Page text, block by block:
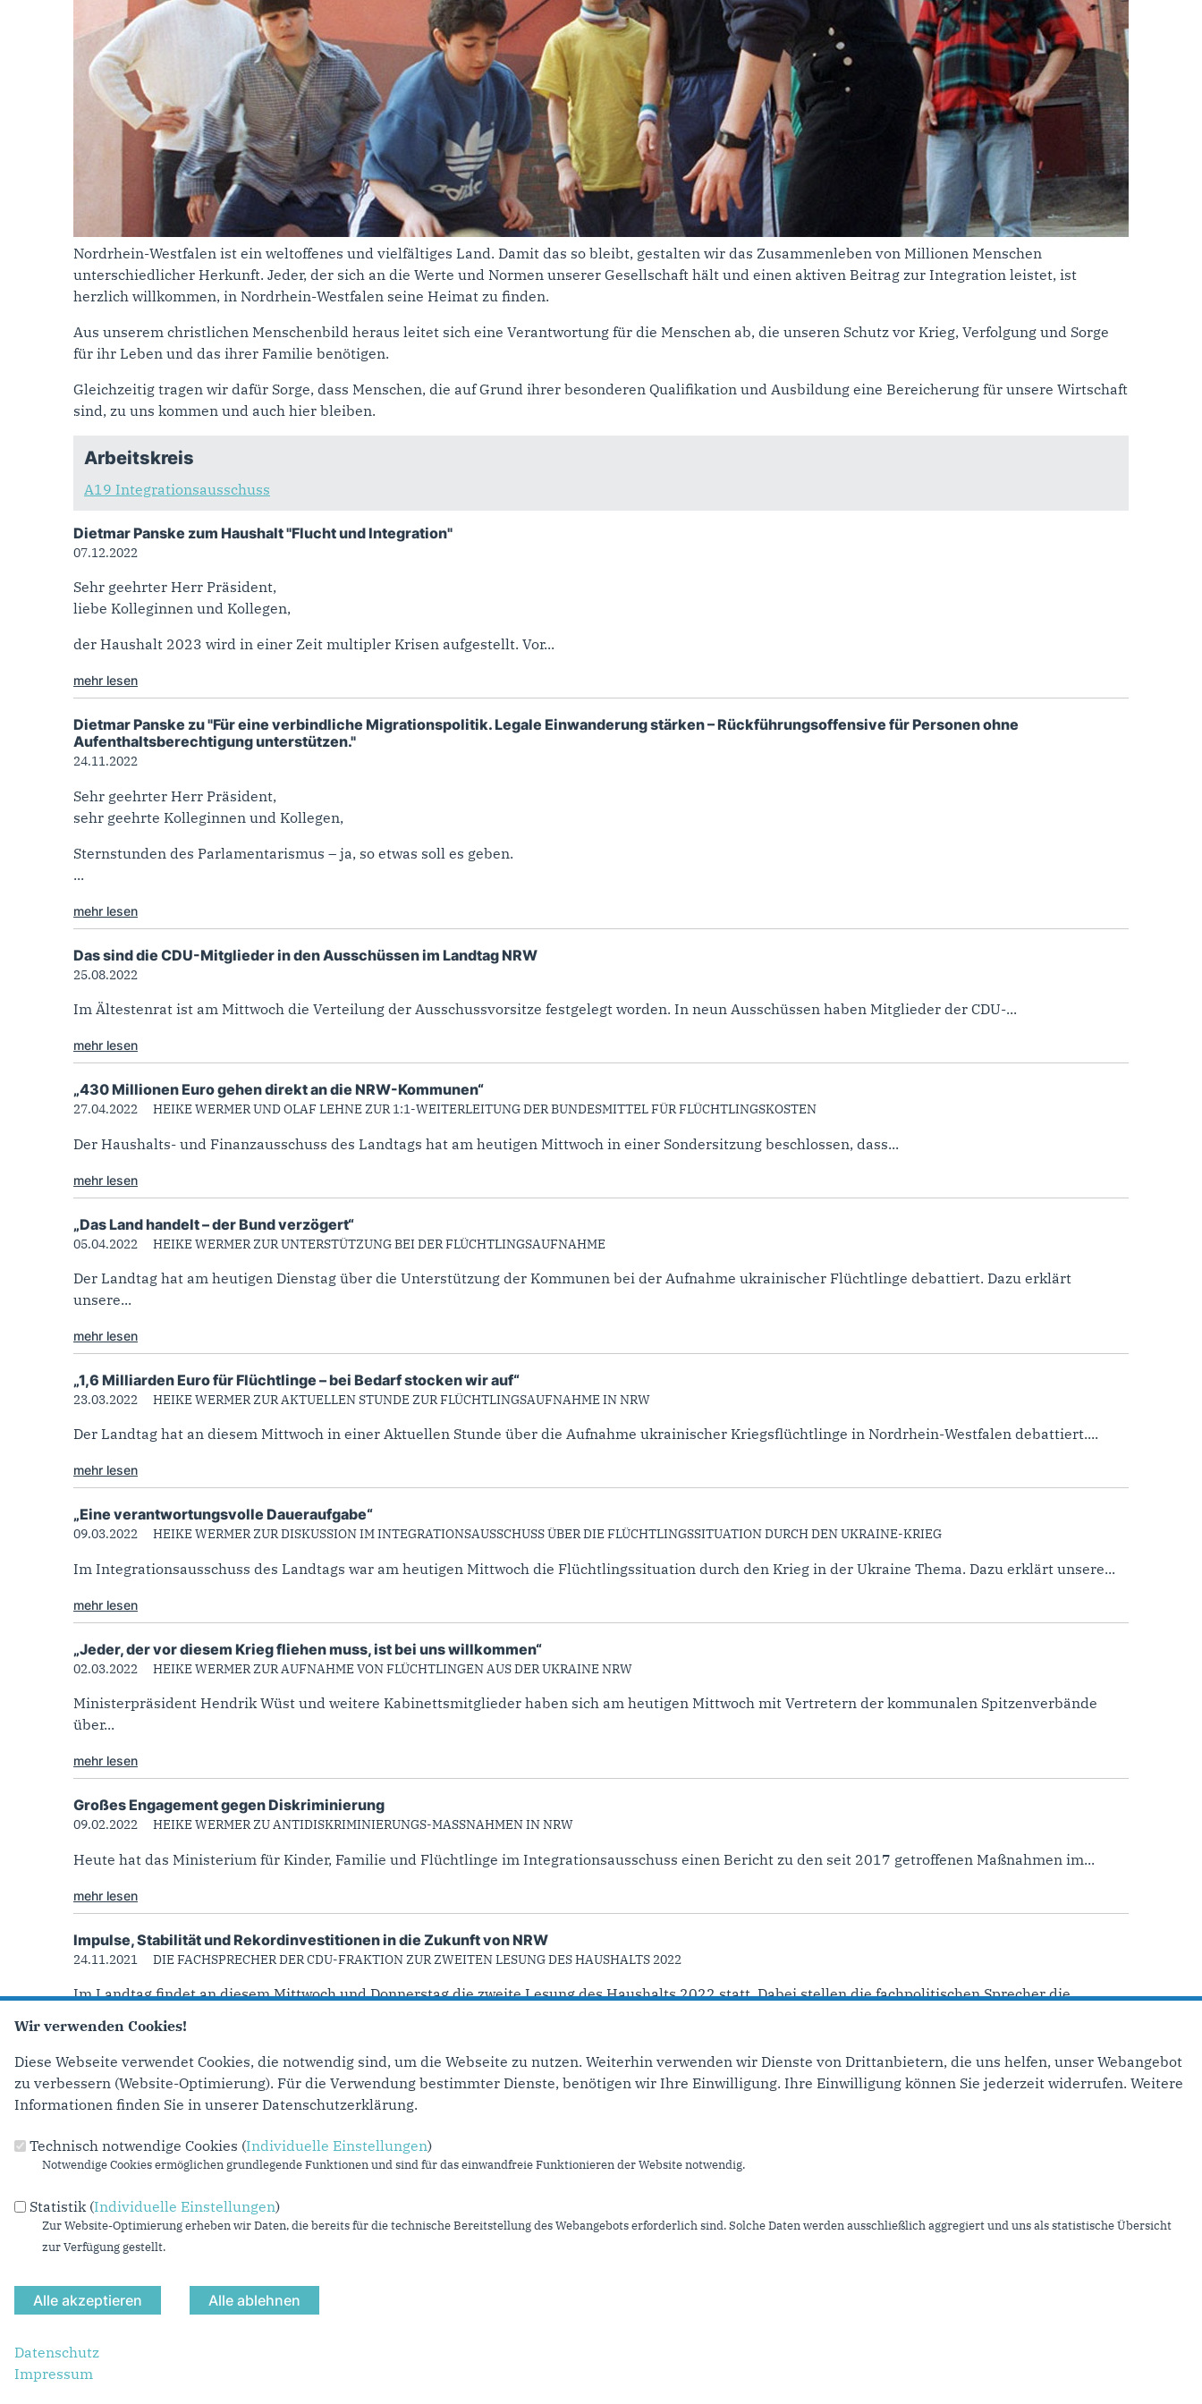
Nordrhein-Westfalen ist ein weltoffenes und vielfältiges Land. Damit das so bleibt, gestalten wir das Zusammenleben von Millionen Menschen
unterschiedlicher Herkunft. Jeder, der sich an die Werte und Normen unserer Gesellschaft hält und einen aktiven Beitrag zur Integration leistet, ist
herzlich willkommen, in Nordrhein-Westfalen seine Heimat zu finden.
Aus unserem christlichen Menschenbild heraus leitet sich eine Verantwortung für die Menschen ab, die unseren Schutz vor Krieg, Verfolgung und Sorge
für ihr Leben und das ihrer Familie benötigen.
Gleichzeitig tragen wir dafür Sorge, dass Menschen, die auf Grund ihrer besonderen Qualifikation und Ausbildung eine Bereicherung für unsere Wirtschaft
sind, zu uns kommen und auch hier bleiben.
Arbeitskreis
A19 Integrationsausschuss
Dietmar Panske zum Haushalt "Flucht und Integration"
07.12.2022
Sehr geehrter Herr Präsident,
liebe Kolleginnen und Kollegen,
der Haushalt 2023 wird in einer Zeit multipler Krisen aufgestellt. Vor...
mehr lesen
Dietmar Panske zu "Für eine verbindliche Migrationspolitik. Legale Einwanderung stärken – Rückführungsoffensive für Personen ohne
Aufenthaltsberechtigung unterstützen."
24.11.2022
Sehr geehrter Herr Präsident,
sehr geehrte Kolleginnen und Kollegen,
Sternstunden des Parlamentarismus – ja, so etwas soll es geben.
...
mehr lesen
Das sind die CDU-Mitglieder in den Ausschüssen im Landtag NRW
25.08.2022
Im Ältestenrat ist am Mittwoch die Verteilung der Ausschussvorsitze festgelegt worden. In neun Ausschüssen haben Mitglieder der CDU-...
mehr lesen
„430 Millionen Euro gehen direkt an die NRW-Kommunen“
27.04.2022 HEIKE WERMER UND OLAF LEHNE ZUR 1:1-WEITERLEITUNG DER BUNDESMITTEL FÜR FLÜCHTLINGSKOSTEN
Der Haushalts- und Finanzausschuss des Landtags hat am heutigen Mittwoch in einer Sondersitzung beschlossen, dass...
mehr lesen
„Das Land handelt – der Bund verzögert“
05.04.2022 HEIKE WERMER ZUR UNTERSTÜTZUNG BEI DER FLÜCHTLINGSAUFNAHME
Der Landtag hat am heutigen Dienstag über die Unterstützung der Kommunen bei der Aufnahme ukrainischer Flüchtlinge debattiert. Dazu erklärt
unsere...
mehr lesen
„1,6 Milliarden Euro für Flüchtlinge – bei Bedarf stocken wir auf“
23.03.2022 HEIKE WERMER ZUR AKTUELLEN STUNDE ZUR FLÜCHTLINGSAUFNAHME IN NRW
Der Landtag hat an diesem Mittwoch in einer Aktuellen Stunde über die Aufnahme ukrainischer Kriegsflüchtlinge in Nordrhein-Westfalen debattiert....
mehr lesen
„Eine verantwortungsvolle Daueraufgabe“
09.03.2022 HEIKE WERMER ZUR DISKUSSION IM INTEGRATIONSAUSSCHUSS ÜBER DIE FLÜCHTLINGSSITUATION DURCH DEN UKRAINE-KRIEG
Im Integrationsausschuss des Landtags war am heutigen Mittwoch die Flüchtlingssituation durch den Krieg in der Ukraine Thema. Dazu erklärt unsere...
mehr lesen
„Jeder, der vor diesem Krieg fliehen muss, ist bei uns willkommen“
02.03.2022 HEIKE WERMER ZUR AUFNAHME VON FLÜCHTLINGEN AUS DER UKRAINE NRW
Ministerpräsident Hendrik Wüst und weitere Kabinettsmitglieder haben sich am heutigen Mittwoch mit Vertretern der kommunalen Spitzenverbände
über...
mehr lesen
Großes Engagement gegen Diskriminierung
09.02.2022 HEIKE WERMER ZU ANTIDISKRIMINIERUNGS-MASSNAHMEN IN NRW
Heute hat das Ministerium für Kinder, Familie und Flüchtlinge im Integrationsausschuss einen Bericht zu den seit 2017 getroffenen Maßnahmen im...
mehr lesen
Impulse, Stabilität und Rekordinvestitionen in die Zukunft von NRW
24.11.2021 DIE FACHSPRECHER DER CDU-FRAKTION ZUR ZWEITEN LESUNG DES HAUSHALTS 2022
Im Landtag findet an diesem Mittwoch und Donnerstag die zweite Lesung des Haushalts 2022 statt. Dabei stellen die fachpolitischen Sprecher die...
mehr lesen
Seiten ‹ vorherige Seite 1 2 3 4 5 7 9 … nächste Seite ›
Fußbereich
Anschrift
Platz des Landtags 1
40221Düsseldorf
Telefon:(0211) 884-2213
E-Mail:cdu-pressestelle@cdu-nrw-fraktion.de
Im Web
CDU Deutschlands
Kontakt
Wir verwenden Cookies!
Diese Webseite verwendet Cookies, die notwendig sind, um die Webseite zu nutzen. Weiterhin verwenden wir Dienste von Drittanbietern, die uns helfen, unser Webangebot
zu verbessern (Website-Optimierung). Für die Verwendung bestimmter Dienste, benötigen wir Ihre Einwilligung. Ihre Einwilligung können Sie jederzeit widerrufen. Weitere
Informationen finden Sie in unserer Datenschutzerklärung.
Technisch notwendige Cookies (Individuelle Einstellungen)
Notwendige Cookies ermöglichen grundlegende Funktionen und sind für das einwandfreie Funktionieren der Website notwendig.
Statistik (Individuelle Einstellungen)
Zur Website-Optimierung erheben wir Daten, die bereits für die technische Bereitstellung des Webangebots erforderlich sind. Solche Daten werden ausschließlich aggregiert und uns als statistische Übersicht
zur Verfügung gestellt.
Datenschutz
Impressum